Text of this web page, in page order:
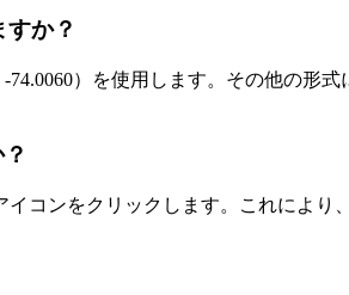
か？
）を使用します。その他の形
コンをクリックします。これにより